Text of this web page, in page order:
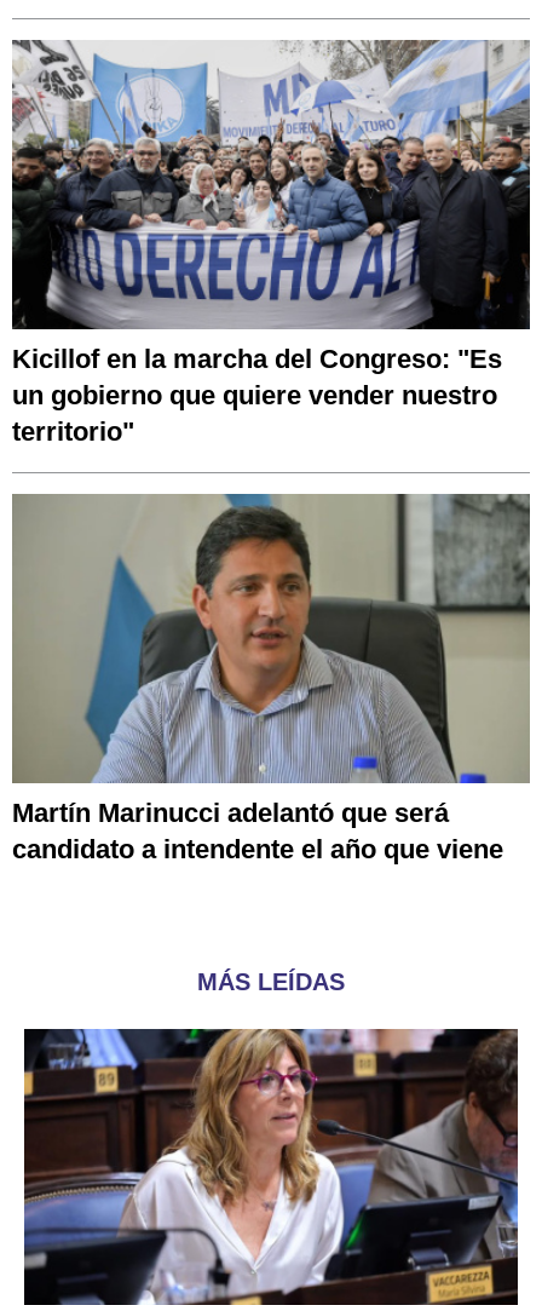
Kicillof en la marcha del Congreso: "Es
un gobierno que quiere vender nuestro
territorio"
Martín Marinucci adelantó que será
candidato a intendente el año que viene
MÁS LEÍDAS